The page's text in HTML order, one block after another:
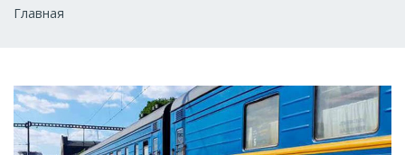
Строка
Главная